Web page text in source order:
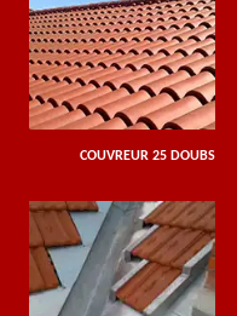
COUVREUR 25 DOUBS